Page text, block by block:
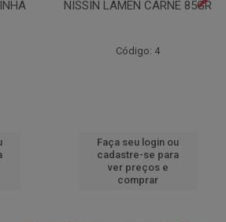
NISSIN LAMEN CARNE 85GR
Código: 4
Faça seu login ou
cadastre-se para
ver preços e
comprar